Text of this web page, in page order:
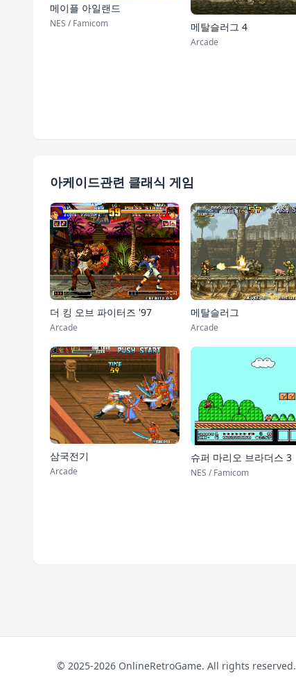
메이플 아일랜드
NES / Famicom 메탈슬러그 4
Arcade
아케이드관련 클래식 게임
더 킹 오브 파이터즈 '97
Arcade
메탈슬러그
Arcade
삼국전기
Arcade
슈퍼 마리오 브라더스 3
NES / Famicom
© 2025-2026 OnlineRetroGame. All rights reserved.